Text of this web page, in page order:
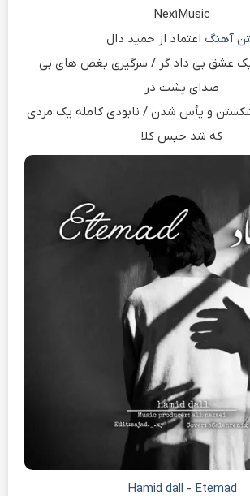
Nex1Music
آهنگ اعتماد از حمید دال
عشق بی داد گر / سرگیری بغض های بی
صدای پشت در
و یأس شدن / نابودی کامله یک مردی
که شد حبس کلا
Hamid dall - Etemad